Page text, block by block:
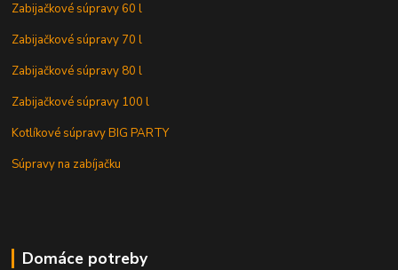
Zabijačkové súpravy 60 l
Zabijačkové súpravy 70 l
Zabijačkové súpravy 80 l
Zabijačkové súpravy 100 l
Kotlíkové súpravy BIG PARTY
Súpravy na zabíjačku
Domáce potreby